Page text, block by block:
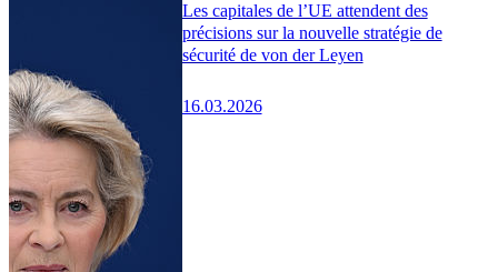
Les capitales de l’UE attendent des
précisions sur la nouvelle stratégie de
sécurité de von der Leyen
16.03.2026